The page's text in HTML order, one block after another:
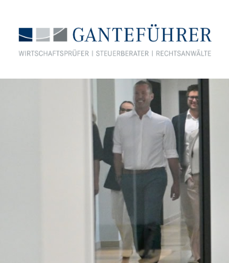
GANTEFÜHRER